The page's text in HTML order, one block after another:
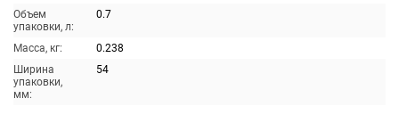
Объем
упаковки, л:
0.7
Масса, кг:
0.238
Ширина
упаковки,
мм:
54